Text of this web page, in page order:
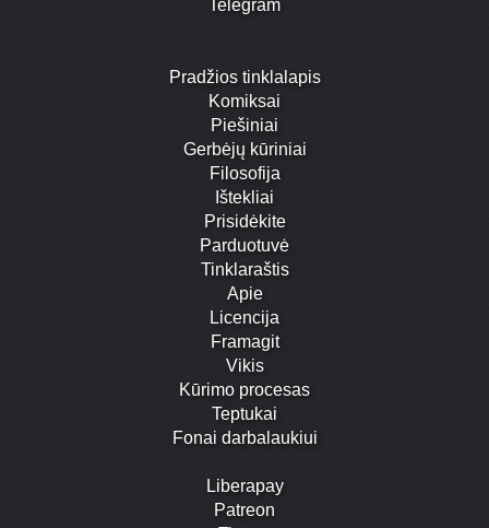
Telegram
Pradžios tinklalapis
Komiksai
Piešiniai
Gerbėjų kūriniai
Filosofija
Ištekliai
Prisidėkite
Parduotuvė
Tinklaraštis
Apie
Licencija
Framagit
Vikis
Kūrimo procesas
Teptukai
Fonai darbalaukiui
Liberapay
Patreon